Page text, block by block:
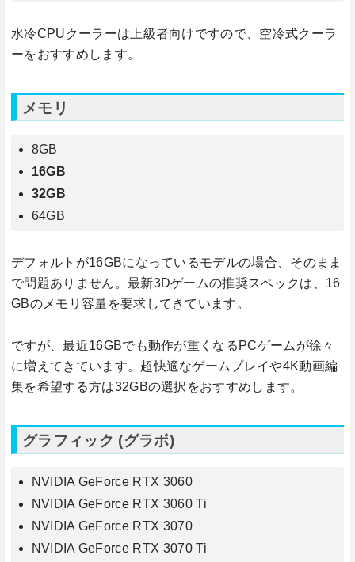
水冷CPUクーラーは上級者向けですので、空冷式クーラ
ーをおすすめします。
メモリ
8GB
16GB
32GB
64GB
デフォルトが16GBになっているモデルの場合、そのまま
で問題ありません。最新3Dゲームの推奨スペックは、16
GBのメモリ容量を要求してきています。
ですが、最近16GBでも動作が重くなるPCゲームが徐々
に増えてきています。超快適なゲームプレイや4K動画編
集を希望する方は32GBの選択をおすすめします。
グラフィック (グラボ)
NVIDIA GeForce RTX 3060
NVIDIA GeForce RTX 3060 Ti
NVIDIA GeForce RTX 3070
NVIDIA GeForce RTX 3070 Ti